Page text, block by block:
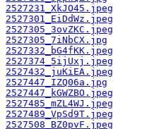
2527231_XkJO45.jpeg
2527301_EiDdWz.jpeg
2527305_3ovZKC.jpeg
2527305_7iNbCX.jpg
2527332_bG4fKK.jpeg
2527374_5ijUxj.jpeg
2527432_juKiEA.jpeg
2527447_IZQ06a.jpg
2527447_kGWZBO.jpeg
2527485_mZL4WJ.jpeg
2527489_VpSd9T.jpeg
2527508_BZ0pvF.jpeg